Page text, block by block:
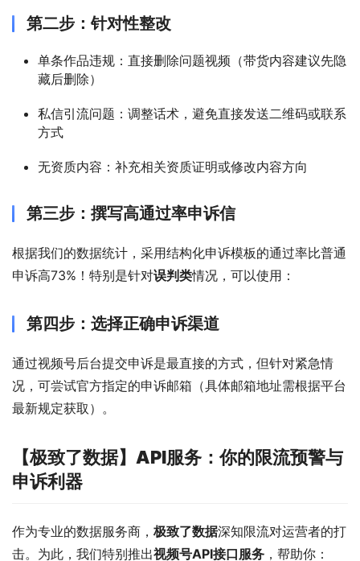
第二步：针对性整改
单条作品违规：直接删除问题视频（带货内容建议先隐
藏后删除）
私信引流问题：调整话术，避免直接发送二维码或联系
方式
无资质内容：补充相关资质证明或修改内容方向
第三步：撰写高通过率申诉信
根据我们的数据统计，采用结构化申诉模板的通过率比普通
申诉高73%！特别是针对误判类情况，可以使用：
第四步：选择正确申诉渠道
通过视频号后台提交申诉是最直接的方式，但针对紧急情
况，可尝试官方指定的申诉邮箱（具体邮箱地址需根据平台
最新规定获取）。
【极致了数据】API服务：你的限流预警与
申诉利器
作为专业的数据服务商， 极致了数据深知限流对运营者的打
击。为此，我们特别推出视频号API接口服务 ，帮助你：